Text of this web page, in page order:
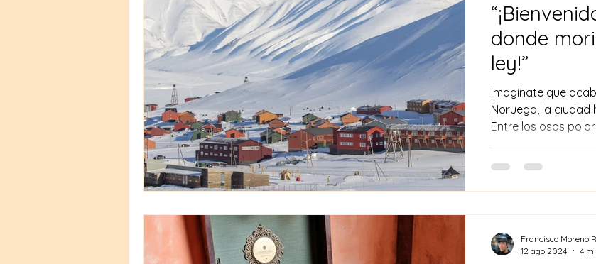
donde
ley!”
Imagínate que
Noruega, la ciudad
Entre los osos
Francisco Moreno
12 ago 2024
4